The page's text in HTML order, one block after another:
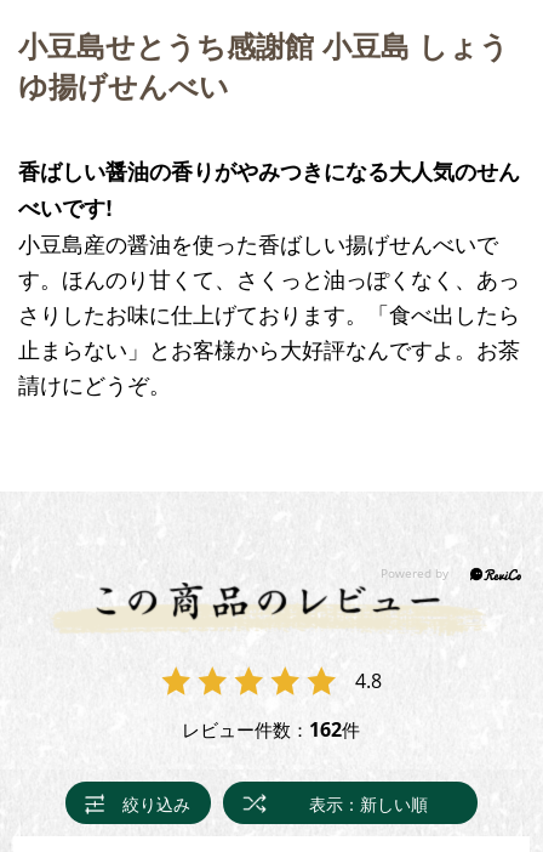
小豆島せとうち感謝館 小豆島 しょう
ゆ揚げせんべい
香ばしい醤油の香りがやみつきになる大人気のせん
べいです!
小豆島産の醤油を使った香ばしい揚げせんべいで
す。ほんのり甘くて、さくっと油っぽくなく、あっ
さりしたお味に仕上げております。「食べ出したら
止まらない」とお客様から大好評なんですよ。お茶
請けにどうぞ。
4.8
レビュー件数： 162件
絞り込み 表示：新しい順